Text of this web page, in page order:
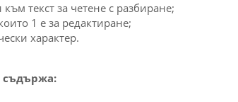
текст за четене с разбиране;
1 е за редактиране;
характер.
съдържа: